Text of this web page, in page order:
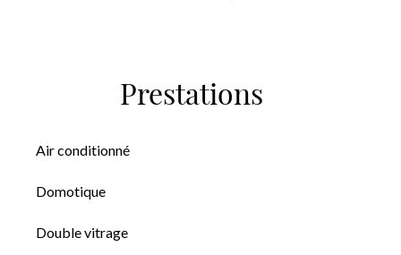
Prestations
Air conditionné
Domotique
Double vitrage